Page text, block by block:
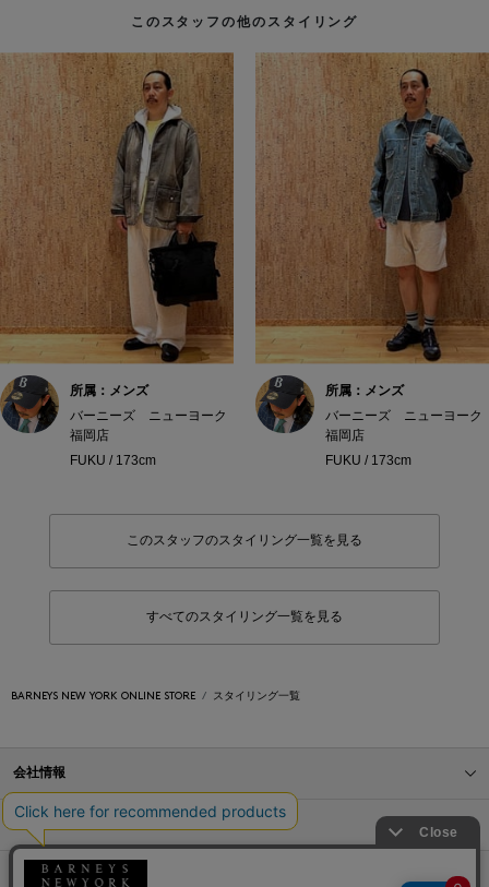
このスタッフの他のスタイリング
所属：メンズ
バーニーズ ニューヨーク
福岡店
FUKU / 173cm
所属：メンズ
バーニーズ ニューヨーク
福岡店
FUKU / 173cm
このスタッフのスタイリング一覧を見る
すべてのスタイリング一覧を見る
BARNEYS NEW YORK ONLINE STORE スタイリング一覧
会社情報
オンラインストアショッピングガイド
店舗情報